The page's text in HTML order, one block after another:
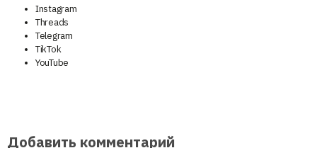
Instagram
Threads
Telegram
TikTok
YouTube
Добавить комментарий